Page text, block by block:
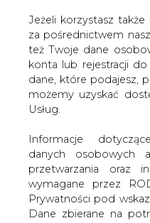
Jeżeli korzystasz
za pośrednictwem
też Twoje dane
konta lub rejestracji
dane, które podajesz,
możemy uzyskać
Usług.
Informacje
danych osobowych
przetwarzania oraz
wymagane przez
Prywatności pod
Dane zbierane na
Strona główna
/ Prokuratorzy z Polski
wspólnego zespołu
2019-01-04 00:00